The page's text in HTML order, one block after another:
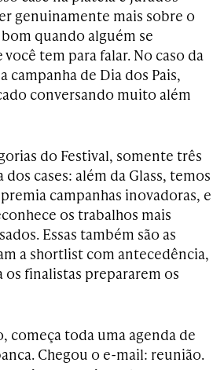
genuinamente mais sobre o
quando alguém se
tem para falar. No caso da
campanha de Dia dos Pais,
conversando muito além
do Festival, somente três
cases: além da Glass, temos
campanhas inovadoras, e
os trabalhos mais
Essas também são as
a shortlist com antecedência,
finalistas prepararem os
começa toda uma agenda de
Chegou o e-mail: reunião.